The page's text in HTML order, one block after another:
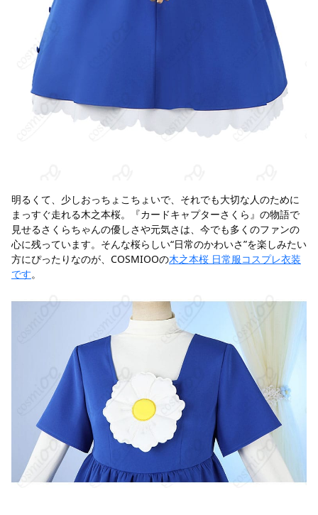
明るくて、少しおっちょこちょいで、それでも大切な人のために
まっすぐ走れる木之本桜。『カードキャプターさくら』の物語で
見せるさくらちゃんの優しさや元気さは、今でも多くのファンの
心に残っています。そんな桜らしい“日常のかわいさ”を楽しみたい
方にぴったりなのが、COSMIOOの木之本桜 日常服コスプレ衣装
です。